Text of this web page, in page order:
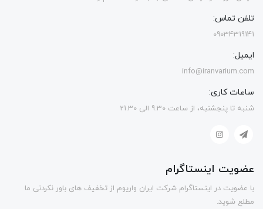
تلفن تماس:
09034319141
ایمیل:
info@iranvarium.com
ساعات کاری:
شنبه تا پنجشنبه، از ساعت 9.30 الی 21.30
عضویت اینستاگرام
با عضویت در اینستاگرام شرکت ایران واریوم از تخفیف های باور نکردنی ما
مطلع شوید.